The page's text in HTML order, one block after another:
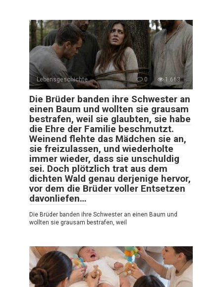
Lebensgeschichte 0 1.663
Die Brüder banden ihre Schwester an
einen Baum und wollten sie grausam
bestrafen, weil sie glaubten, sie habe
die Ehre der Familie beschmutzt.
Weinend flehte das Mädchen sie an,
sie freizulassen, und wiederholte
immer wieder, dass sie unschuldig
sei. Doch plötzlich trat aus dem
dichten Wald genau derjenige hervor,
vor dem die Brüder voller Entsetzen
davonliefen…
Die Brüder banden ihre Schwester an einen Baum und
wollten sie grausam bestrafen, weil